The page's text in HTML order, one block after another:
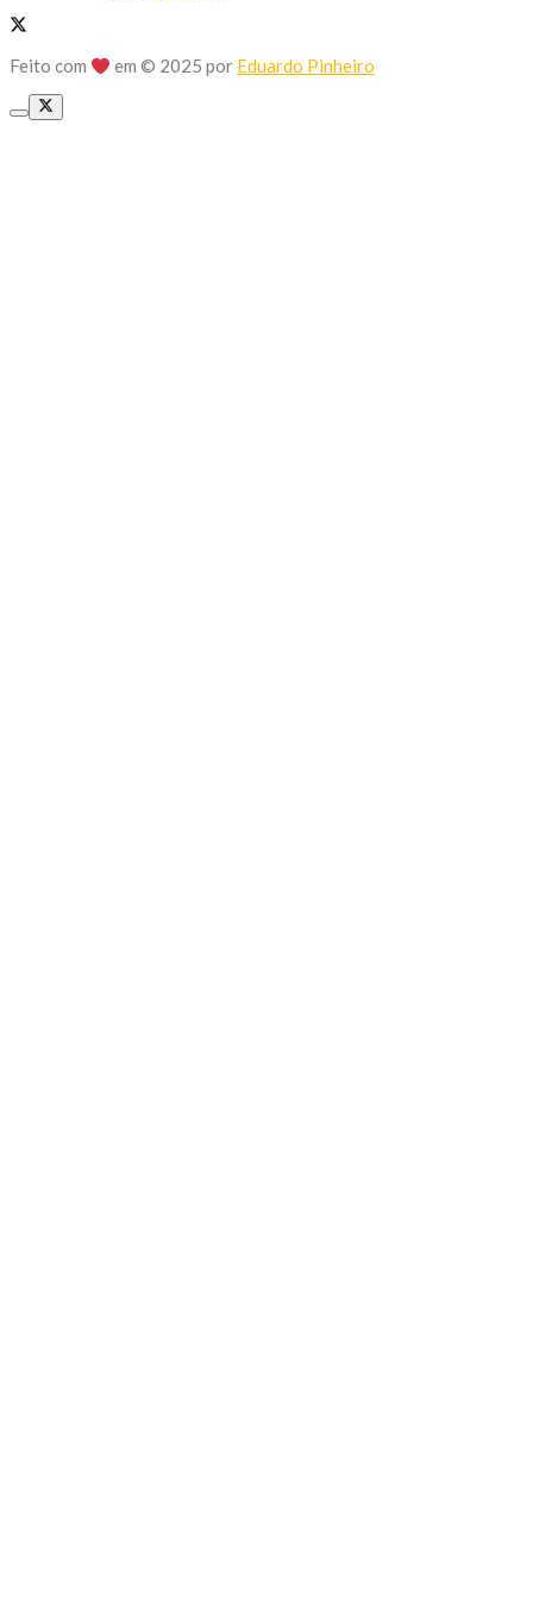
Feito com em © 2025 por Eduardo Pinheiro